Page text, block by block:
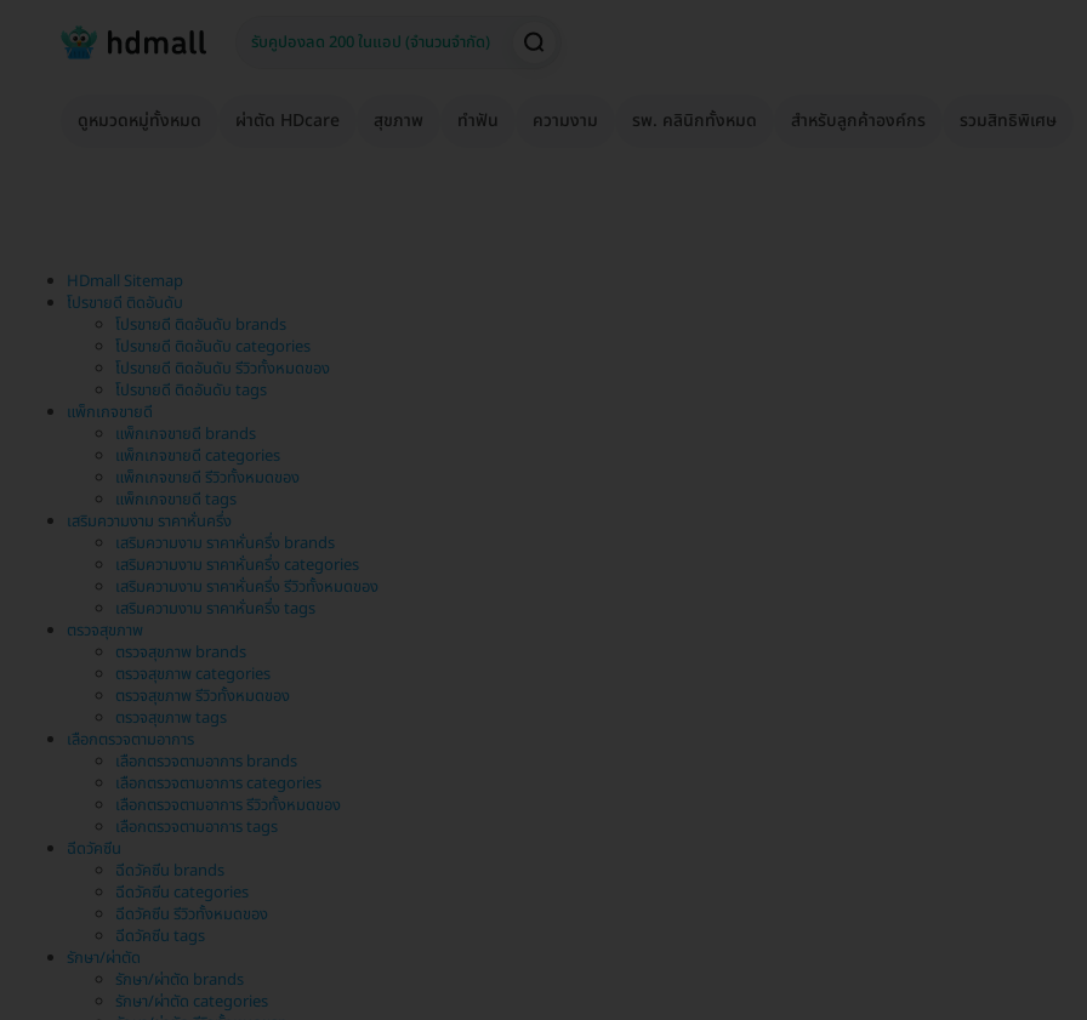
ดูหมวดหมู่ทั้งหมด ผ่าตัด HDcare สุขภาพ ทำฟัน ความงาม รพ. คลินิกทั้งหมด สำหรับลูกค้าองค์กร รวมสิทธิพิเศษ
HDmall Sitemap
โปรขายดี ติดอันดับ
โปรขายดี ติดอันดับ brands
โปรขายดี ติดอันดับ categories
โปรขายดี ติดอันดับ รีวิวทั้งหมดของ
โปรขายดี ติดอันดับ tags
แพ็กเกจขายดี
แพ็กเกจขายดี brands
แพ็กเกจขายดี categories
แพ็กเกจขายดี รีวิวทั้งหมดของ
แพ็กเกจขายดี tags
เสริมความงาม ราคาหั่นครึ่ง
เสริมความงาม ราคาหั่นครึ่ง brands
เสริมความงาม ราคาหั่นครึ่ง categories
เสริมความงาม ราคาหั่นครึ่ง รีวิวทั้งหมดของ
เสริมความงาม ราคาหั่นครึ่ง tags
ตรวจสุขภาพ
ตรวจสุขภาพ brands
ตรวจสุขภาพ categories
ตรวจสุขภาพ รีวิวทั้งหมดของ
ตรวจสุขภาพ tags
เลือกตรวจตามอาการ
เลือกตรวจตามอาการ brands
เลือกตรวจตามอาการ categories
เลือกตรวจตามอาการ รีวิวทั้งหมดของ
เลือกตรวจตามอาการ tags
ฉีดวัคซีน
ฉีดวัคซีน brands
ฉีดวัคซีน categories
ฉีดวัคซีน รีวิวทั้งหมดของ
ฉีดวัคซีน tags
รักษา/ผ่าตัด
รักษา/ผ่าตัด brands
รักษา/ผ่าตัด categories